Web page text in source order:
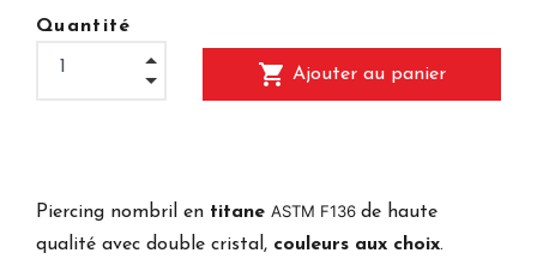
Quantité
shopping_cart Ajouter au panier
Piercing nombril en titane ASTM F136 de haute
qualité avec double cristal, couleurs aux choix.